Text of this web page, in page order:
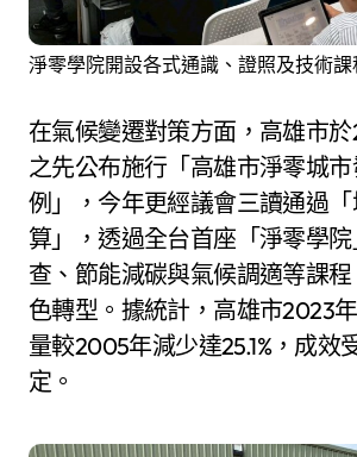
淨零學院開設各式通識、證照及技術課
在氣候變遷對策方面，高雄市
之先公布施行「高雄市淨零城
例」，今年更經議會三讀通過
算」，透過全台首座「淨零學
查、節能減碳與氣候調適等課
色轉型。據統計，高雄市2023
量較2005年減少達25.1%，成效
定。